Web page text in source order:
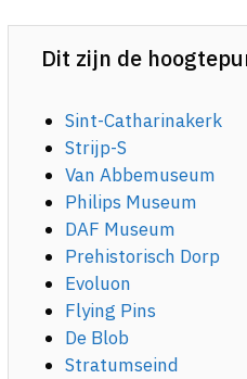
Dit zijn de
Sint-Catharinakerk
Strijp-S
Van Abbemuseum
Philips Museum
DAF Museum
Prehistorisch Dorp
Evoluon
Flying Pins
De Blob
Stratumseind